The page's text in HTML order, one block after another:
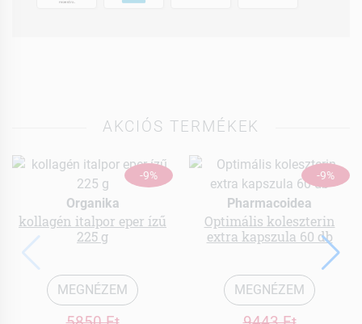
AKCIÓS TERMÉKEK
-9%
Organika
kollagén italpor eper ízű
225 g
MEGNÉZEM
-9%
Pharmacoidea
Optimális koleszterin
extra kapszula 60 db
MEGNÉZEM